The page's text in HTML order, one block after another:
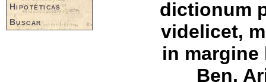
Hipotéticas
Buscar
dictionum
videlicet,
in
Ben.